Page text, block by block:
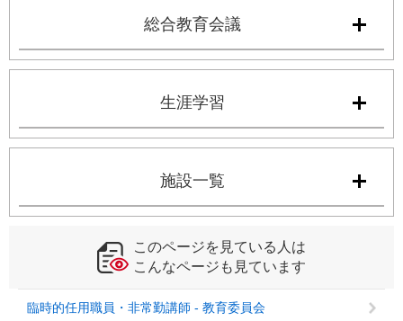
総合教育会議
生涯学習
施設一覧
このページを見ている人は
こんなページも見ています
臨時的任用職員・非常勤講師 - 教育委員会